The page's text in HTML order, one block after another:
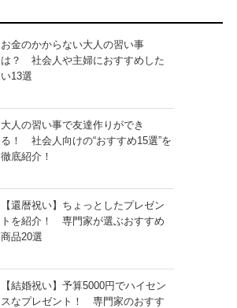
お金のかからない大人の習い事
は？ 社会人や主婦におすすめした
い13選
大人の習い事で友達作りができ
る！ 社会人向けの“おすすめ15選”を
徹底紹介！
【還暦祝い】ちょっとしたプレゼン
トを紹介！ 専門家が選ぶおすすめ
商品20選
【結婚祝い】予算5000円でハイセン
スなプレゼント！ 専門家のおすす